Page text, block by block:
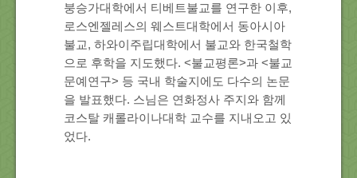
붕승가대학에서 티베트불교를 연구한 이후,
로스엔젤레스의 웨스트대학에서 동아시아
불교, 하와이주립대학에서 불교와 한국철학
으로 후학을 지도했다. <불교평론>과 <불교
문예연구> 등 국내 학술지에도 다수의 논문
을 발표했다. 스님은 연화정사 주지와 함께
코스탈 캐롤라이나대학 교수를 지내오고 있
었다.